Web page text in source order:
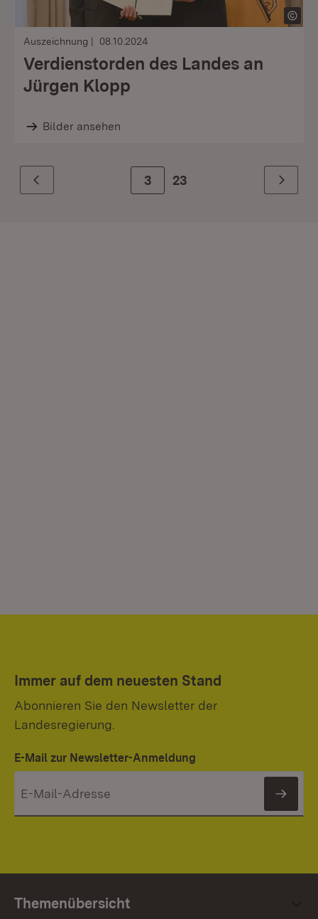
Auszeichnung 08.10.2024
Verdienstorden des Landes an
Jürgen Klopp
Bilder ansehen
Zurück Zur Seite
3 23 Weiter
Immer auf dem neuesten Stand
Abonnieren Sie den Newsletter der
Landesregierung.
E-Mail zur Newsletter-Anmeldung
Themenübersicht